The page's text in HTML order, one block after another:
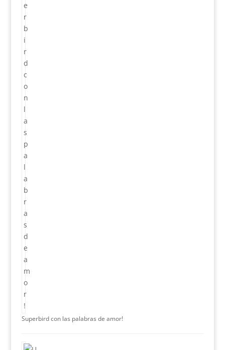
Superbird con las palabras de amor!